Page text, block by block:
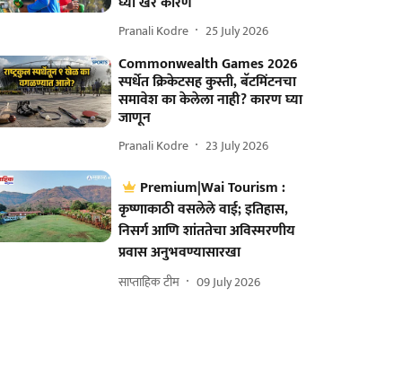
Pranali Kodre 25 July 2026
Commonwealth Games 2026
स्पर्धेत क्रिकेटसह कुस्ती, बॅटमिंटनचा
समावेश का केलेला नाही? कारण घ्या
जाणून
Pranali Kodre 23 July 2026
Premium|Wai Tourism :
कृष्णाकाठी वसलेले वाई; इतिहास,
निसर्ग आणि शांततेचा अविस्मरणीय
प्रवास अनुभवण्यासारखा
साप्ताहिक टीम 09 July 2026